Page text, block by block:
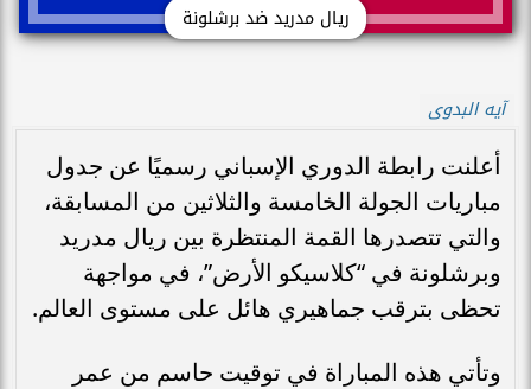
ريال مدريد ضد برشلونة
آيه البدوى
أعلنت رابطة الدوري الإسباني رسميًا عن جدول
مباريات الجولة الخامسة والثلاثين من المسابقة،
والتي تتصدرها القمة المنتظرة بين ريال مدريد
وبرشلونة في “كلاسيكو الأرض”، في مواجهة
تحظى بترقب جماهيري هائل على مستوى العالم.
وتأتي هذه المباراة في توقيت حاسم من عمر